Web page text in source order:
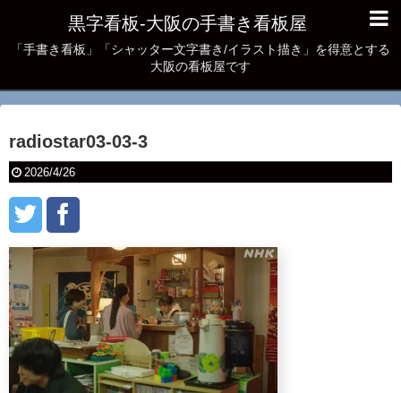
黒字看板‐大阪の手書き看板屋
「手書き看板」「シャッター文字書き/イラスト描き」を得意とする
大阪の看板屋です
radiostar03-03-3
2026/4/26